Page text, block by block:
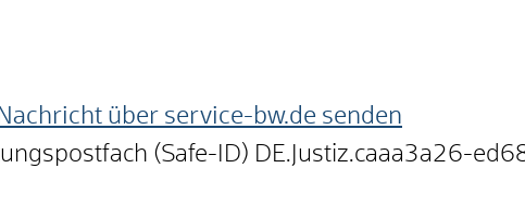
über service-bw.de senden
(Safe-ID) DE.Justiz.caaa3a26-